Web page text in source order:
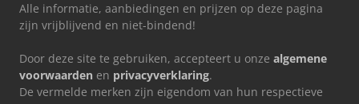
Alle informatie, aanbiedingen en prijzen op deze pagina
zijn vrijblijvend en niet-bindend!
Door deze site te gebruiken, accepteert u onze algemene
voorwaarden en privacyverklaring.
De vermelde merken zijn eigendom van hun respectieve